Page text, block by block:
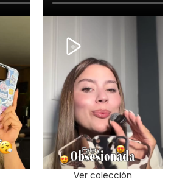
Ver colección